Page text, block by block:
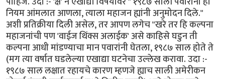
नियम आंमलात आणला, त्याला महाजन ह्यांनी अनुमोदन दिले."
अशी प्रतिक्रीया दिली असेल, तर आपण लगेच "खरे तर हि कल्पना
महाजनांची पण 'वाईज थिंक्स अलाईक' असे काहिसे घडुन ती
कल्पना आधी मांडण्याचा मान पवारांनी घेतला, १९८७ साल होते ते
(मग त्या वर्षात घडलेल्या एखाद्या घटनेचा उल्लेख करावा. उदा :-
१९८७ साल लक्षात रहायचे कारण म्हणजे ह्याच साली अमेरीकन